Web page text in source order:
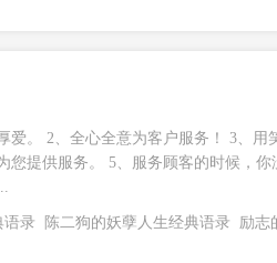
爱。 2、全心全意为客户服务！ 3、用
您提供服务。 5、服务顾客的时候，你
语录 陈二狗的妖孽人生经典语录
励志